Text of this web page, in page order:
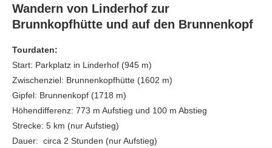
Wandern von Linderhof zur
Brunnkopfhütte und auf den Brunnenkopf
Tourdaten:
Start: Parkplatz in Linderhof (945 m)
Zwischenziel: Brunnenkopfhütte (1602 m)
Gipfel: Brunnenkopf (1718 m)
Höhendifferenz: 773 m Aufstieg und 100 m Abstieg
Strecke: 5 km (nur Aufstieg)
Dauer: circa 2 Stunden (nur Aufstieg)